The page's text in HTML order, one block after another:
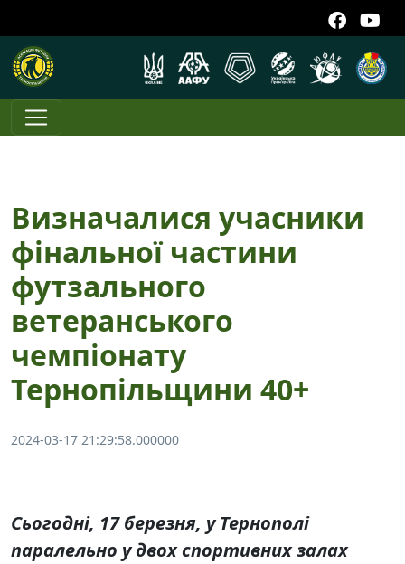
Визначалися учасники
фінальної частини
футзального
ветеранського
чемпіонату
Тернопільщини 40+
2024-03-17 21:29:58.000000
Сьогодні, 17 березня, у Тернополі
паралельно у двох спортивних залах